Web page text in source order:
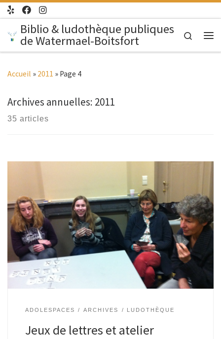
Passer au contenu
Biblio & ludothèque publiques
de Watermael-Boitsfort
Search
Accueil » 2011 » Page 4
Archives annuelles: 2011
35 articles
A l’occasion de « La langue Française en fête », les
ludothèques et l’Adolespace se sont unis afin de vous
proposer un atelier ludique autour du langage. Dans le
cadre de la […]
ADOLESPACES ARCHIVES LUDOTHÈQUE
Jeux de lettres et atelier